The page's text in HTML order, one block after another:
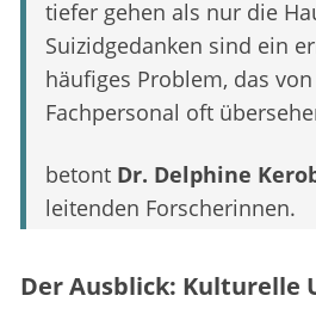
tiefer gehen als nur die
Suizidgedanken sind ein
häufiges Problem, das
Fachpersonal oft
betont Dr. Delphine
leitenden Forscherinnen.
Der Ausblick: Kulturelle